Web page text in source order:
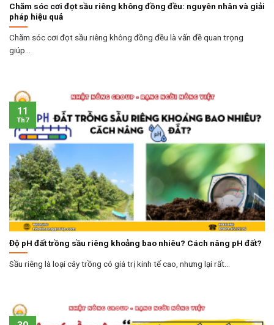
Chăm sóc cơi đọt sầu riêng không đồng đều: nguyên nhân và giải
pháp hiệu quả
Chăm sóc cơi đọt sầu riêng không đồng đều là vấn đề quan trọng
giúp...
Độ pH đất trồng sầu riêng khoảng bao nhiêu? Cách nâng pH đất?
Sầu riêng là loại cây trồng có giá trị kinh tế cao, nhưng lại rất...
11
Th7